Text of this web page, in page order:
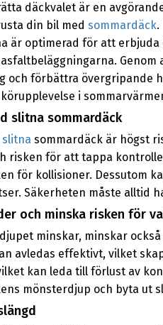
däckvalet är en
din bil med sommardäck.
är optimerad för att
och förbättra övergripande
i
slitna sommardäck
slitna sommardäck är högst
risken för att tappa
för kollisioner. Dessutom
Säkerheten måste alltid
och minska risken för
minskar, minskar
avledas effektivt, vilket
kan leda till förlust av
mönsterdjup och byta ut